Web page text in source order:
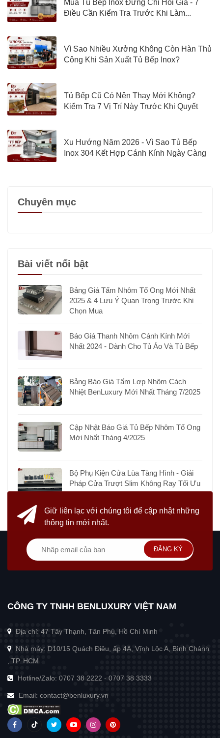
Mua Tủ Bếp Inox Đừng Chỉ Hỏi Giá - 7
Điều Cần Kiểm Tra Trước Khi Làm...
Vì Sao Nhiều Xưởng Không Còn Hàn Thủ
Công Khi Sản Xuất Tủ Bếp Inox?
Tủ Bếp Cũ Có Nên Thay Mới Không?
Kiểm Tra 7 Vị Trí Này Trước Khi Quyết
Xu Hướng Năm 2026 - Vì Sao Tủ Bếp
Inox 304 Kết Hợp Cánh Kính Ngày Càng
Chuyên mục
Bài viết nổi bật
Bảng Giá Tấm Nhôm Tổ Ong Mới Nhất
2025 & 4 Lưu Ý Quan Trọng Trước Khi
Chọn Mua
Báo Giá Thanh Nhôm Cánh Kính Mới
Nhất 2024 - Dành Cho Tủ Áo Và Tủ Bếp
Bảng Báo Giá Tấm Lợp Nhôm Cách
Nhiệt BenLuxury Mới Nhất Tháng 7/2025
Cập Nhật Báo Giá Tủ Bếp Nhôm Tổ Ong
Mới Nhất Tháng 4/2025
Bộ Phụ Kiện Cửa Lùa Tàng Hình - Giải
Pháp Cửa Trượt Slim Không Ray Tối Ưu
Giữ liên lạc với chúng tôi để cập nhật những
thông tin mới nhất.
ĐĂNG KÝ
CÔNG TY TNHH BENLUXURY VIỆT NAM
Địa chỉ: 47 Tây Thạnh, Tân Phú, Hồ Chí Minh
Nhà máy: D10/15 Quách Điêu, ấp 4A, Vĩnh Lộc A, Bình Chánh
, TP. HCM
Hotline/Zalo: 0707 38 2222 - 0707 38 3333
Email: contact@benluxury.vn